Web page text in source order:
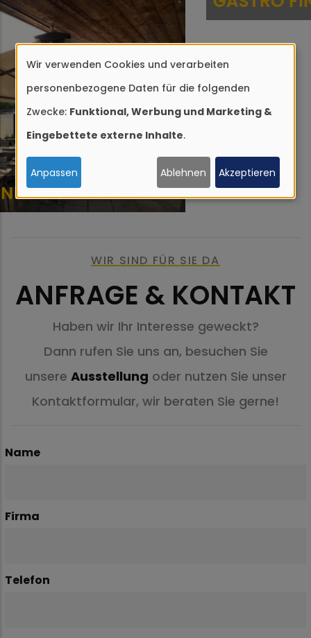
GASTRO FINO
WIR SIND FÜR SIE DA
ANFRAGE & KONTAKT
Haben wir Ihr Interesse geweckt?
Dann rufen Sie uns an, besuchen Sie
unsere Ausstellung oder nutzen Sie unser
Kontaktformular, wir beraten Sie gerne!
Name
Firma
Telefon
Verwendung
von
personenbezogenen
Daten
und
Cookies
Wir verwenden Cookies und verarbeiten
personenbezogene Daten für die folgenden
Zwecke: Funktional, Werbung und Marketing &
Eingebettete externe Inhalte.
Anpassen Ablehnen Akzeptieren